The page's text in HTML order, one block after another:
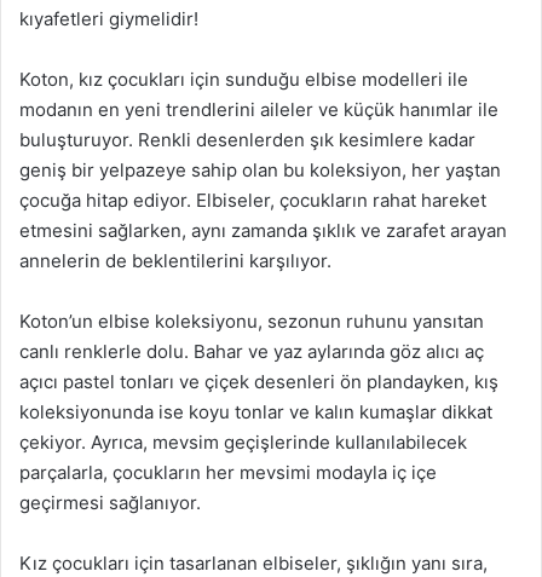
kıyafetleri giymelidir!
Koton, kız çocukları için sunduğu elbise modelleri ile
modanın en yeni trendlerini aileler ve küçük hanımlar ile
buluşturuyor. Renkli desenlerden şık kesimlere kadar
geniş bir yelpazeye sahip olan bu koleksiyon, her yaştan
çocuğa hitap ediyor. Elbiseler, çocukların rahat hareket
etmesini sağlarken, aynı zamanda şıklık ve zarafet arayan
annelerin de beklentilerini karşılıyor.
Koton’un elbise koleksiyonu, sezonun ruhunu yansıtan
canlı renklerle dolu. Bahar ve yaz aylarında göz alıcı aç
açıcı pastel tonları ve çiçek desenleri ön plandayken, kış
koleksiyonunda ise koyu tonlar ve kalın kumaşlar dikkat
çekiyor. Ayrıca, mevsim geçişlerinde kullanılabilecek
parçalarla, çocukların her mevsimi modayla iç içe
geçirmesi sağlanıyor.
Kız çocukları için tasarlanan elbiseler, şıklığın yanı sıra,